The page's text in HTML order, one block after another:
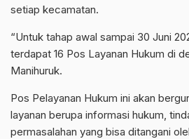
setiap kecamatan.
“Untuk tahap awal sampai 30 Juni
terdapat 16 Pos Layanan Hukum di
Manihuruk.
Pos Pelayanan Hukum ini akan
layanan berupa informasi hukum,
permasalahan yang bisa ditangani